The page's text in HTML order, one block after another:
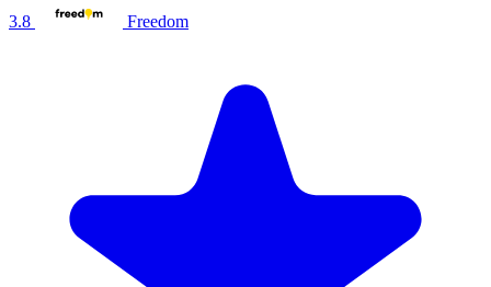
3.8 Freedom